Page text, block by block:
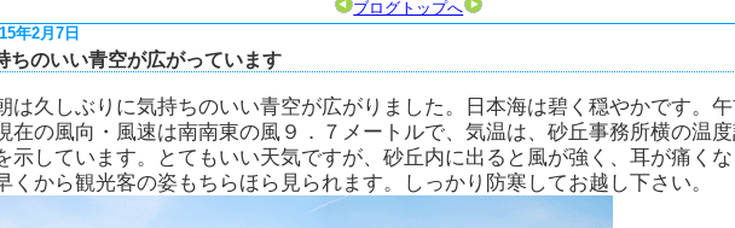
ブログトップへ
年2月7日
ちのいい青空が広がっています
は久しぶりに気持ちのいい青空が広がりました。日本海は碧く穏やかです。午
在の風向・風速は南南東の風９．７メートルで、気温は、砂丘事務所横の温度
示しています。とてもいい天気ですが、砂丘内に出ると風が強く、耳が痛くな
くから観光客の姿もちらほら見られます。しっかり防寒してお越し下さい。